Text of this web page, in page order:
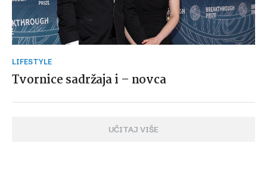
LIFESTYLE
Tvornice sadržaja i – novca
UČITAJ VIŠE